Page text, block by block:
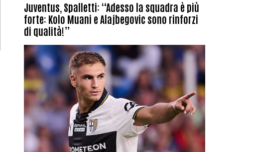
Juventus, Spalletti: “Adesso la squadra è più
forte: Kolo Muani e Alajbegovic sono rinforzi
di qualità!”